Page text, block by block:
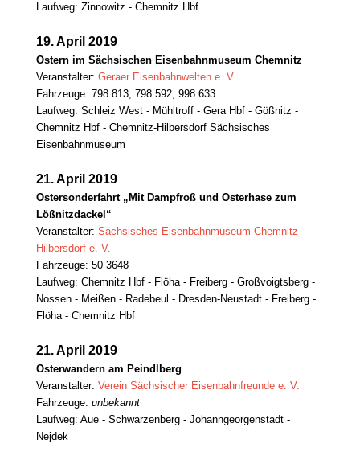
Laufweg: Zinnowitz - Chemnitz Hbf
19. April 2019
Ostern im Sächsischen Eisenbahnmuseum Chemnitz
Veranstalter: Geraer Eisenbahnwelten e. V.
Fahrzeuge: 798 813, 798 592, 998 633
Laufweg: Schleiz West - Mühltroff - Gera Hbf - Gößnitz -
Chemnitz Hbf - Chemnitz-Hilbersdorf Sächsisches
Eisenbahnmuseum
21. April 2019
Ostersonderfahrt „Mit Dampfroß und Osterhase zum
Lößnitzdackel“
Veranstalter: Sächsisches Eisenbahnmuseum Chemnitz-
Hilbersdorf e. V.
Fahrzeuge: 50 3648
Laufweg: Chemnitz Hbf - Flöha - Freiberg - Großvoigtsberg -
Nossen - Meißen - Radebeul - Dresden-Neustadt - Freiberg -
Flöha - Chemnitz Hbf
21. April 2019
Osterwandern am Peindlberg
Veranstalter: Verein Sächsischer Eisenbahnfreunde e. V.
Fahrzeuge: unbekannt
Laufweg: Aue - Schwarzenberg - Johanngeorgenstadt -
Nejdek